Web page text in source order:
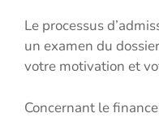
Le processus
un examen du
votre motivation et
Concernant le